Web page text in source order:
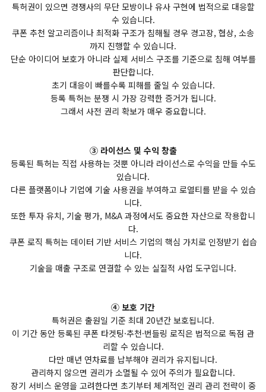
특허권이 있으면 경쟁사의 무단 모방이나 유사 구현에 법적으로 대응할
수 있습니다.
쿠폰 추천 알고리즘이나 최적화 구조가 침해될 경우 경고장, 협상, 소송
까지 진행할 수 있습니다.
단순 아이디어 보호가 아니라 실제 서비스 구조를 기준으로 침해 여부를
판단합니다.
초기 대응이 빠를수록 피해를 줄일 수 있습니다.
등록 특허는 분쟁 시 가장 강력한 증거가 됩니다.
그래서 사전 권리 확보가 매우 중요합니다.
③ 라이선스 및 수익 창출
등록된 특허는 직접 사용하는 것뿐 아니라 라이선스로 수익을 만들 수도
있습니다.
다른 플랫폼이나 기업에 기술 사용권을 부여하고 로열티를 받을 수 있습
니다.
또한 투자 유치, 기술 평가, M&A 과정에서도 중요한 자산으로 작용합니
다.
쿠폰 로직 특허는 데이터 기반 서비스 기업의 핵심 가치로 인정받기 쉽습
니다.
기술을 매출 구조로 연결할 수 있는 실질적 사업 도구입니다.
④ 보호 기간
특허권은 출원일 기준 최대 20년간 보호됩니다.
이 기간 동안 등록된 쿠폰 타겟팅·추천·번들링 로직은 법적으로 독점 관
리할 수 있습니다.
다만 매년 연차료를 납부해야 권리가 유지됩니다.
관리하지 않으면 권리가 소멸될 수 있어 주의가 필요합니다.
장기 서비스 운영을 고려한다면 초기부터 체계적인 권리 관리 전략이 중